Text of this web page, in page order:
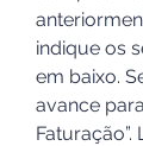
indique os
em baixo.
avance